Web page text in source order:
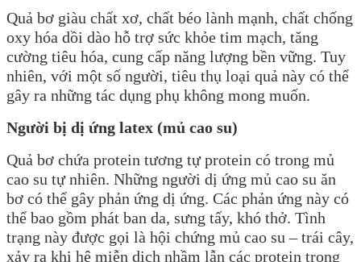
Quả bơ giàu chất xơ, chất béo lành mạnh, chất chống
oxy hóa dồi dào hỗ trợ sức khỏe tim mạch, tăng
cường tiêu hóa, cung cấp năng lượng bền vững. Tuy
nhiên, với một số người, tiêu thụ loại quả này có thể
gây ra những tác dụng phụ không mong muốn.
Người bị dị ứng latex (mủ cao su)
Quả bơ chứa protein tương tự protein có trong mủ
cao su tự nhiên. Những người dị ứng mủ cao su ăn
bơ có thể gây phản ứng dị ứng. Các phản ứng này có
thể bao gồm phát ban da, sưng tấy, khó thở. Tình
trạng này được gọi là hội chứng mủ cao su – trái cây,
xảy ra khi hệ miễn dịch nhầm lẫn các protein trong